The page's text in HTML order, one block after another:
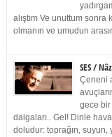
alıştım Ve unuttum
olmanın ve umudun
SES /
Çeneni
gece
dalgaları.. Gel! Dinle
doludur: toprağın, suyun,